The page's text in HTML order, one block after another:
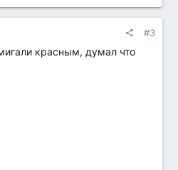
#3
красным, думал что